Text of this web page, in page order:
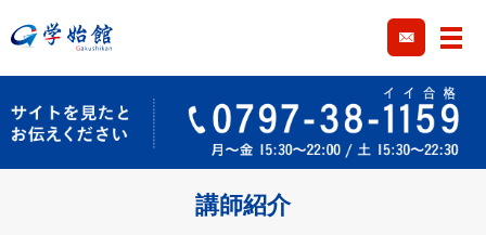
メ
講師紹介